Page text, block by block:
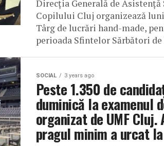
Direcția Generală de
Copilului Cluj organizează
Târg de lucrări hand-made,
perioada Sfintelor Sărbători de
SOCIAL 3 years ago
Peste 1.350 de
duminică la examenul
organizat de UMF Cluj.
pragul minim a urcat